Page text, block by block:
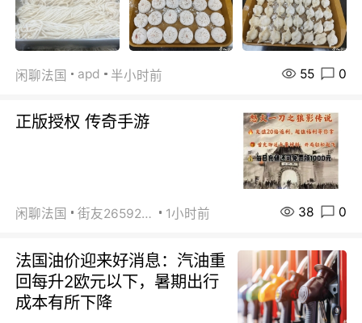
闲聊法国 apd 半小时前 55 0
正版授权 传奇手游
闲聊法国 街友26592800 1小时前 38 0
法国油价迎来好消息：汽油重
回每升2欧元以下，暑期出行
成本有所下降